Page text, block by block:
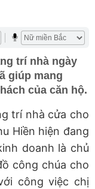
trí nhà ngày
giúp mang
của căn hộ.
trí nhà cửa cho
Hiền hiện đang
doanh là chủ
công chúa cho
công việc chị